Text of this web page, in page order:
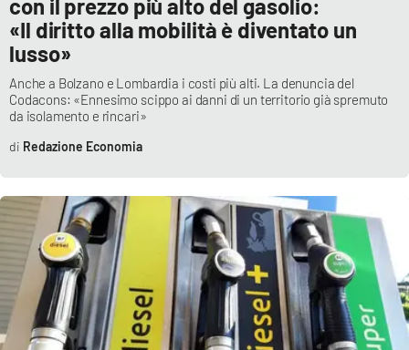
con il prezzo più alto del gasolio:
«Il diritto alla mobilità è diventato un
lusso»
Anche a Bolzano e Lombardia i costi più alti. La denuncia del
Codacons: «Ennesimo scippo ai danni di un territorio già spremuto
da isolamento e rincari»
Redazione Economia